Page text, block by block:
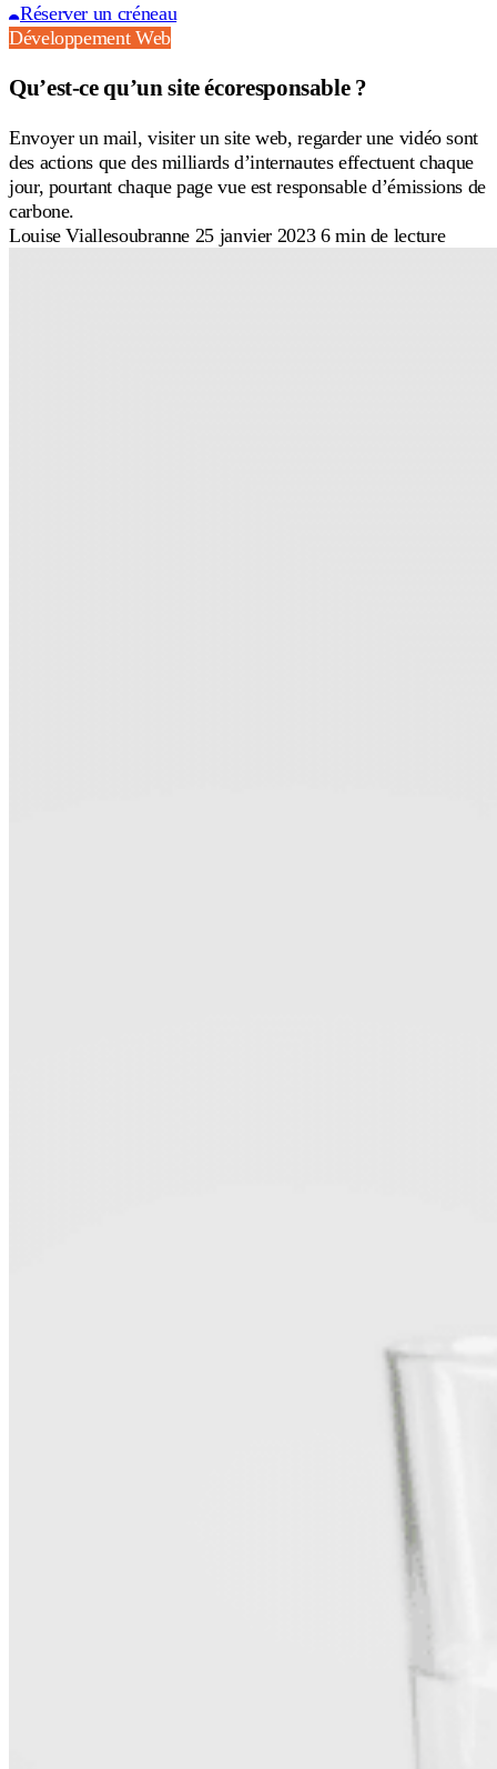
Réserver un créneau
Développement Web
Qu’est-ce qu’un site écoresponsable ?
Envoyer un mail, visiter un site web, regarder une vidéo sont
des actions que des milliards d’internautes effectuent chaque
jour, pourtant chaque page vue est responsable d’émissions de
carbone.
Louise Viallesoubranne 25 janvier 2023 6 min de lecture